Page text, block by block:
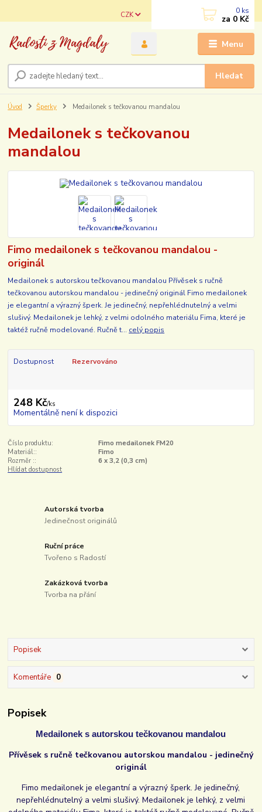
Menu
CZK
Hledat
0 ks
za 0 Kč
Úvod Šperky Medailonek s tečkovanou mandalou
Medailonek s tečkovanou
mandalou
Fimo medailonek s tečkovanou mandalou -
originál
Medailonek s autorskou tečkovanou mandalou Přívěsek s ručně
tečkovanou autorskou mandalou - jedinečný originál Fimo medailonek
je elegantní a výrazný šperk. Je jedinečný, nepřehlédnutelný a velmi
slušivý. Medailonek je lehký, z velmi odolného materiálu Fima, které je
taktéž ručně modelované. Ručně t... celý popis
Dostupnost Rezervováno
248 Kč/ks
Momentálně není k dispozici
Číslo produktu:
Fimo medailonek FM20
Materiál::
Fimo
Rozměr ::
6 x 3,2 (0,3 cm)
Hlídat dostupnost
Autorská tvorba
Jedinečnost originálů
Ruční práce
Tvořeno s Radostí
Zakázková tvorba
Tvorba na přání
Popisek
Komentáře 0
Popisek
Medailonek s autorskou tečkovanou mandalou
Přívěsek s ručně tečkovanou autorskou mandalou - jedinečný
originál
Fimo medailonek je elegantní a výrazný šperk. Je jedinečný,
nepřehlédnutelný a velmi slušivý. Medailonek je lehký, z velmi